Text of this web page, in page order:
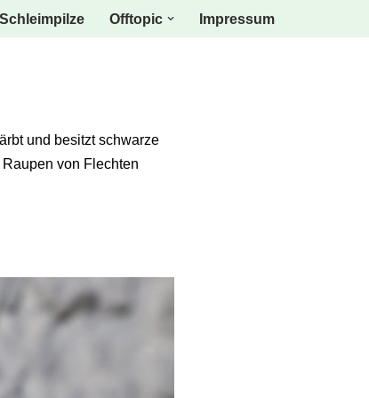
Schleimpilze Offtopic Impressum
und besitzt schwarze
von Flechten